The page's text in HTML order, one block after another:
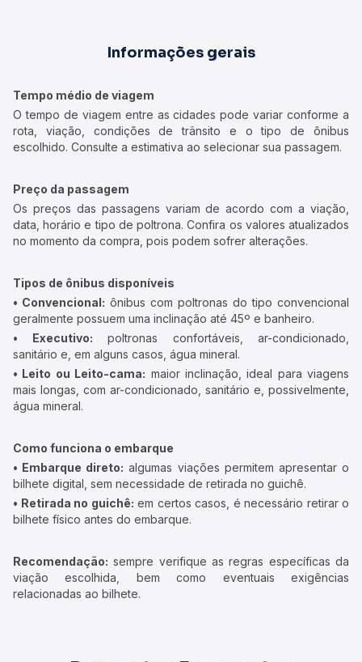
Informações gerais
Tempo médio de viagem
O tempo de viagem entre as cidades pode variar conforme a
rota, viação, condições de trânsito e o tipo de ônibus
escolhido. Consulte a estimativa ao selecionar sua passagem.
Preço da passagem
Os preços das passagens variam de acordo com a viação,
data, horário e tipo de poltrona. Confira os valores atualizados
no momento da compra, pois podem sofrer alterações.
Tipos de ônibus disponíveis
• Convencional: ônibus com poltronas do tipo convencional
geralmente possuem uma inclinação até 45º e banheiro.
• Executivo: poltronas confortáveis, ar-condicionado,
sanitário e, em alguns casos, água mineral.
• Leito ou Leito-cama: maior inclinação, ideal para viagens
mais longas, com ar-condicionado, sanitário e, possivelmente,
água mineral.
Como funciona o embarque
• Embarque direto: algumas viações permitem apresentar o
bilhete digital, sem necessidade de retirada no guichê.
• Retirada no guichê: em certos casos, é necessário retirar o
bilhete físico antes do embarque.
Recomendação: sempre verifique as regras específicas da
viação escolhida, bem como eventuais exigências
relacionadas ao bilhete.